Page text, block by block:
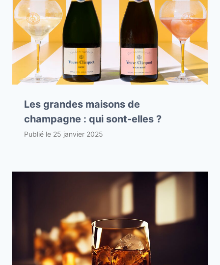
Les grandes maisons de
champagne : qui sont-elles ?
Publié le 25 janvier 2025